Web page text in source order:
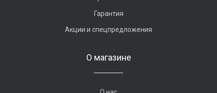
Гарантия
Акции и спецпредложения
О магазине